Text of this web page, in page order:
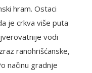
hram. Ostaci
je crkva više puta
vodi
ranohrišćanske,
načinu gradnje